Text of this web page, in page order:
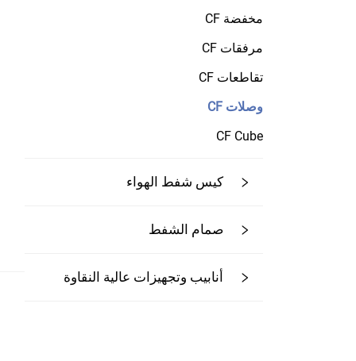
مخفضة CF
مرفقات CF
تقاطعات CF
وصلات CF
CF Cube
كيس شفط الهواء
صمام الشفط
أنابيب وتجهيزات عالية النقاوة